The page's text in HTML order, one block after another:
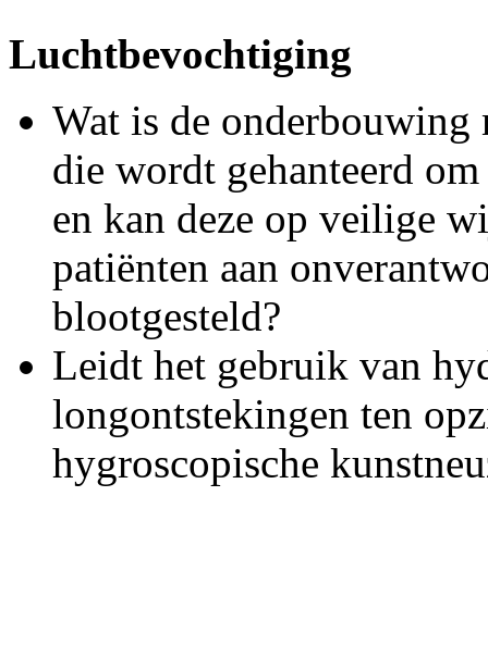
Luchtbevochtiging
Wat is de
die wordt gehanteerd
en kan deze op veilige
patiënten aan
blootgesteld?
Leidt het gebruik van
longontstekingen ten
hygroscopische